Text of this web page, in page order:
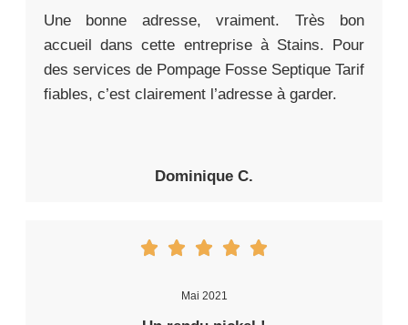
Une bonne adresse, vraiment. Très bon
accueil dans cette entreprise à Stains. Pour
des services de Pompage Fosse Septique Tarif
fiables, c’est clairement l’adresse à garder.
Dominique C.
Mai 2021